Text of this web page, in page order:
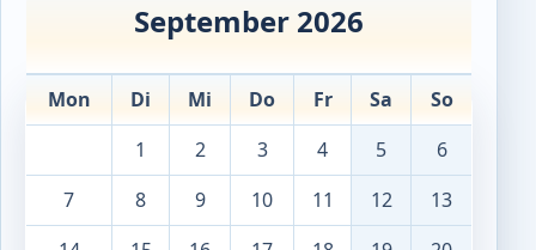
September 2026
Mon Di Mi Do Fr Sa
So
1
2 3 4 5
6
7
8 9 10 11 12
13